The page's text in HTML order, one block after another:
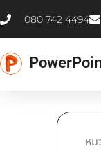
to
080 742 4494
ห